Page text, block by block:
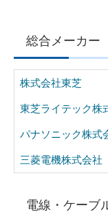
総合メーカー
株式会社東芝
東芝ライテック株
パナソニック株式
三菱電機株式会社
電線・ケーブ